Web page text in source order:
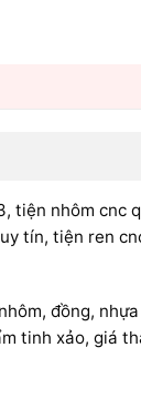
tiện nhôm cnc
tín, tiện ren
đồng,
tinh xảo, giá